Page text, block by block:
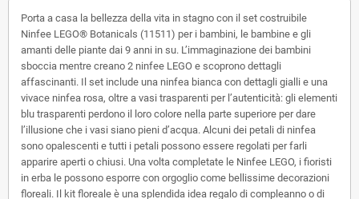
Porta a casa la bellezza della vita in stagno con il set costruibile
Ninfee LEGO® Botanicals (11511) per i bambini, le bambine e gli
amanti delle piante dai 9 anni in su. L’immaginazione dei bambini
sboccia mentre creano 2 ninfee LEGO e scoprono dettagli
affascinanti. Il set include una ninfea bianca con dettagli gialli e una
vivace ninfea rosa, oltre a vasi trasparenti per l’autenticità: gli elementi
blu trasparenti perdono il loro colore nella parte superiore per dare
l’illusione che i vasi siano pieni d’acqua. Alcuni dei petali di ninfea
sono opalescenti e tutti i petali possono essere regolati per farli
apparire aperti o chiusi. Una volta completate le Ninfee LEGO, i fioristi
in erba le possono esporre con orgoglio come bellissime decorazioni
floreali. Il kit floreale è una splendida idea regalo di compleanno o di